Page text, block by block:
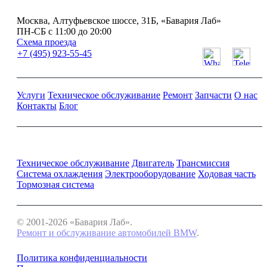
Москва, Алтуфьевское шоссе, 31Б, «Бавария Лаб»
ПН-СБ с 11:00 до 20:00
Схема проезда
+7 (495) 923-55-45
Услуги Техническое обслуживание Ремонт Запчасти О нас
Контакты Блог
Техническое обслуживание Двигатель Трансмиссия
Система охлаждения Электрооборудование Ходовая часть
Тормозная система
© 2001-2026 «Бавария Лаб».
Ремонт и обслуживание автомобилей BMW.
Политика конфиденциальности